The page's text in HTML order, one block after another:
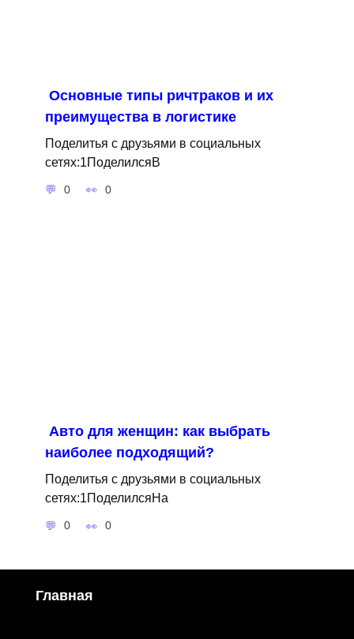
Основные типы ричтраков и их
преимущества в логистике
Поделитья с друзьями в социальных
сетях:1ПоделилсяВ
0 0
Авто для женщин: как выбрать
наиболее подходящий?
Поделитья с друзьями в социальных
сетях:1ПоделилсяНа
0 0
Главная